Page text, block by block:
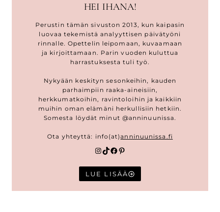
HEI IHANA!
Perustin tämän sivuston 2013, kun kaipasin
luovaa tekemistä analyyttisen päivätyöni
rinnalle. Opettelin leipomaan, kuvaamaan
ja kirjoittamaan. Parin vuoden kuluttua
harrastuksesta tuli työ.
Nykyään keskityn sesonkeihin, kauden
parhaimpiin raaka-aineisiin,
herkkumatkoihin, ravintoloihin ja kaikkiin
muihin oman elämäni herkullisiin hetkiin.
Somesta löydät minut @anninuunissa.
Ota yhteyttä: info(at)anninuunissa.fi
Instagram
TikTok
Facebook
Pinterest
LUE LISÄÄ